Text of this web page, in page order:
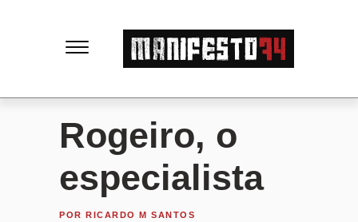
M
a
n
i
Rogeiro, o
especialista
POR RICARDO M SANTOS